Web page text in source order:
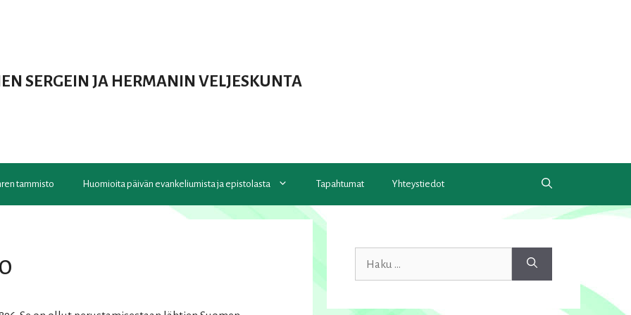
SERGEIN JA HERMANIN VELJESKUNTA
tammisto Huomioita päivän evankeliumista ja epistolasta Tapahtumat Yhteystiedot